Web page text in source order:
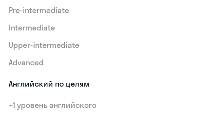
Pre-intermediate
Intermediate
Upper-intermediate
Advanced
Английский по целям
+1 уровень английского